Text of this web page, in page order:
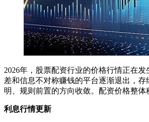
2026年，股票配资行业的价格行情正在发
差和信息不对称赚钱的平台逐渐退出，存
明、规则前置的方向收敛。配资价格整体
利息行情更新